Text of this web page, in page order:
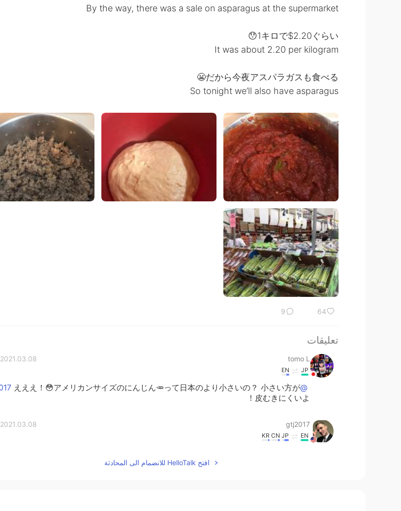
By the way, there was a sale on asparagus at the supermarket
1キロで$2.20ぐらい😯
It was about 2.20 per kilogram
だから今夜アスパラガスも食べる😬
So tonight we’ll also have asparagus
64
9
تعليقات
tomo L
2021.03.08 02:57
JP
EN
@gtj2017
えええ！😳アメリカンサイズのにんじん🥕って日本のより小さいの？ 小さい方が
皮むきにくいよ！
gtj2017
2021.03.08 01:34
EN
JP
CN
KR
افتح HelloTalk للانضمام الى المحادثة